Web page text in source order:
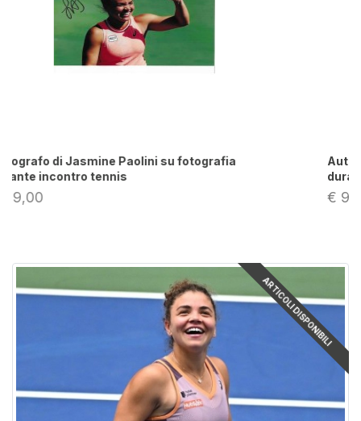
ARTICOLI DISPONIBILI
Autografo di Jasmine Paolini su fotografia
durante incontro